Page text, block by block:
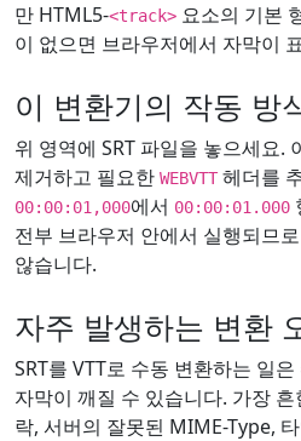
만 HTML5-<track> 요소의 기본
이 없으면 브라우저에서 자막이
이 변환기의 작동 방
위 영역에 SRT 파일을 놓으세요.
제거하고 필요한 WEBVTT 헤더를
00:00:01,000에서 00:00:01.000
전부 브라우저 안에서 실행되므
않습니다.
자주 발생하는 변환
SRT를 VTT로 수동 변환하는 일
자막이 깨질 수 있습니다. 가장 흔
락, 서버의 잘못된 MIME-Type,